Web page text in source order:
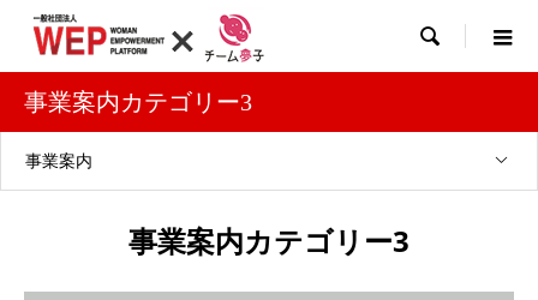

事業案内カテゴリー3
事業案内
事業案内カテゴリー3